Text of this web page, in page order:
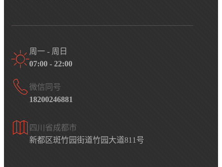
周一 - 周日
07:00 - 22:00
微信同号
18200246881
四川省成都市
新都区斑竹园街道竹园大道811号